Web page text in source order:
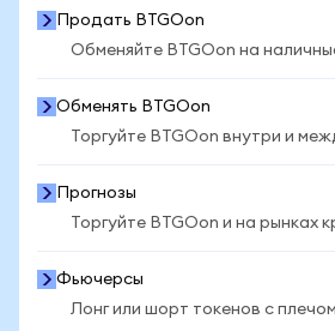
Продать BTGOon
Обменяйте BTGOon на
Обменять BTGOon
Торгуйте BTGOon внутри и
Прогнозы
Торгуйте BTGOon и на рынках
Фьючерсы
Лонг или шорт токенов с